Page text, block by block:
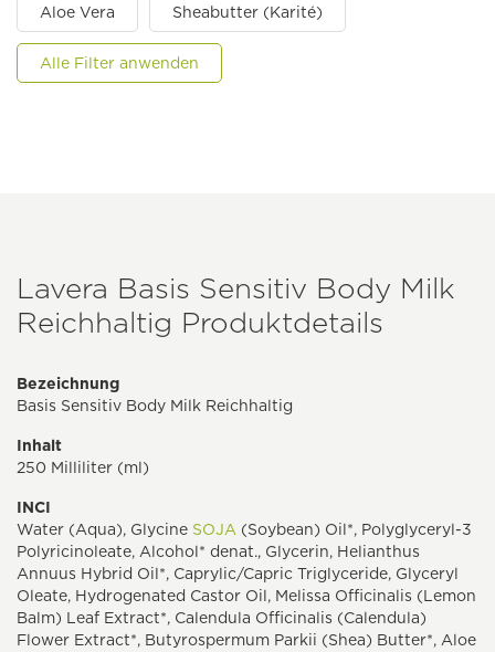
Aloe Vera Sheabutter (Karité)
Alle Filter anwenden
Lavera Basis Sensitiv Body Milk
Reichhaltig Produktdetails
Bezeichnung
Basis Sensitiv Body Milk Reichhaltig
Inhalt
250 Milliliter (ml)
INCI
Water (Aqua), Glycine SOJA (Soybean) Oil*, Polyglyceryl-3
Polyricinoleate, Alcohol* denat., Glycerin, Helianthus
Annuus Hybrid Oil*, Caprylic/Capric Triglyceride, Glyceryl
Oleate, Hydrogenated Castor Oil, Melissa Officinalis (Lemon
Balm) Leaf Extract*, Calendula Officinalis (Calendula)
Flower Extract*, Butyrospermum Parkii (Shea) Butter*, Aloe